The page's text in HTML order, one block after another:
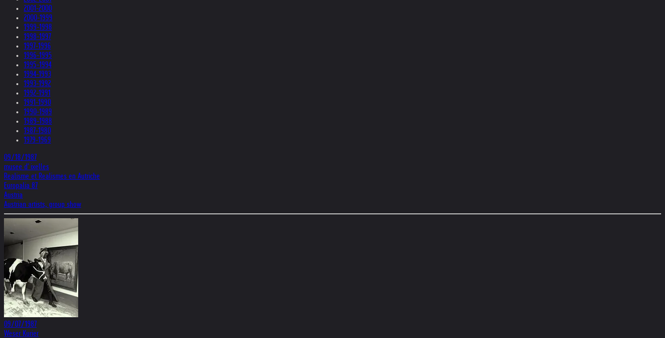
2001-2000
2000-1999
1999-1998
1998-1997
1997-1996
1996-1995
1995-1994
1994-1993
1993-1992
1992-1991
1991-1990
1990-1989
1989-1988
1987-1980
1979-1969
09/18/1987
musee d' ixelles
Realisme et Realismes en Autriche
Europalia 87
Austria
Austrian artists, group show
09/07/1987
Weser Kurier